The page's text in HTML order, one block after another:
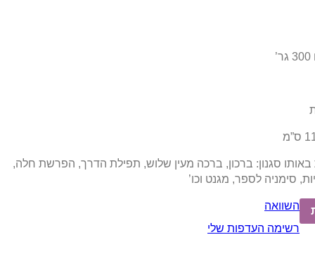
סגנון: ברכון, ברכה מעין שלוש, תפילת הדרך, הפרשת חלה,
סימניה לספר, מגנט וכו’
השוואה
רשימה העדפות שלי